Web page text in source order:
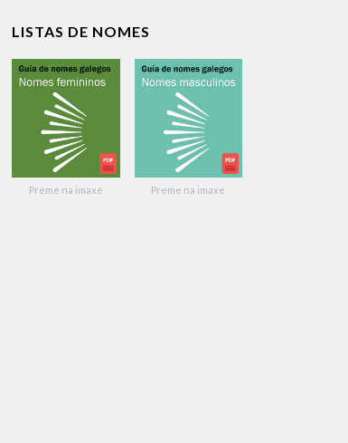
LISTAS DE NOMES
Preme na imaxe Preme na imaxe